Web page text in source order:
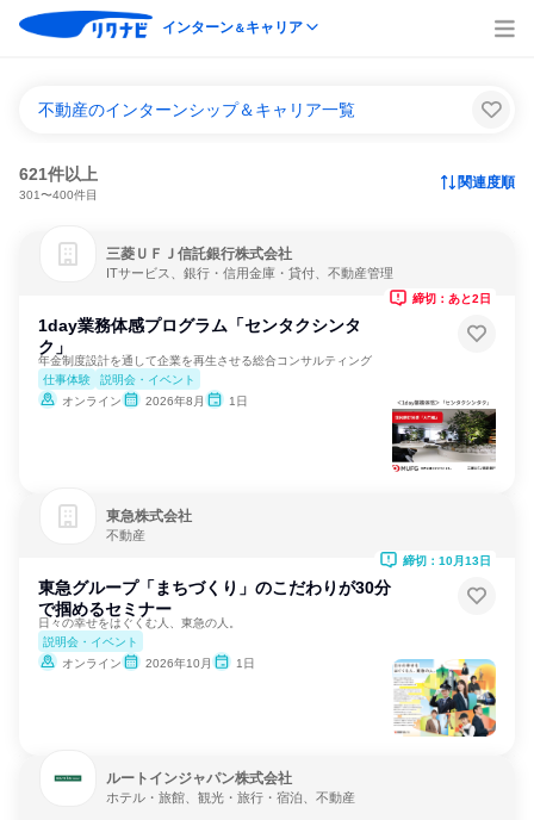
インターン＆キャリア
不動産のインターンシップ＆キャリア一覧
621件以上
301〜400件目
関連度順
三菱ＵＦＪ信託銀行株式会社
ITサービス、銀行・信用金庫・貸付、不動産管理
1day業務体感プログラム「センタクシンタ
ク」
年金制度設計を通して企業を再生させる総合コンサルティング
仕事体験
説明会・イベント
オンライン
2026年8月 1日
締切：あと2日
東急株式会社
不動産
東急グループ「まちづくり」のこだわりが30分
で掴めるセミナー
日々の幸せをはぐくむ人、東急の人。
説明会・イベント
オンライン
2026年10月 1日
締切：10月13日
ルートインジャパン株式会社
ホテル・旅館、観光・旅行・宿泊、不動産